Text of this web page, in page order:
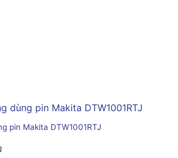
pin Makita DTW1001RTJ